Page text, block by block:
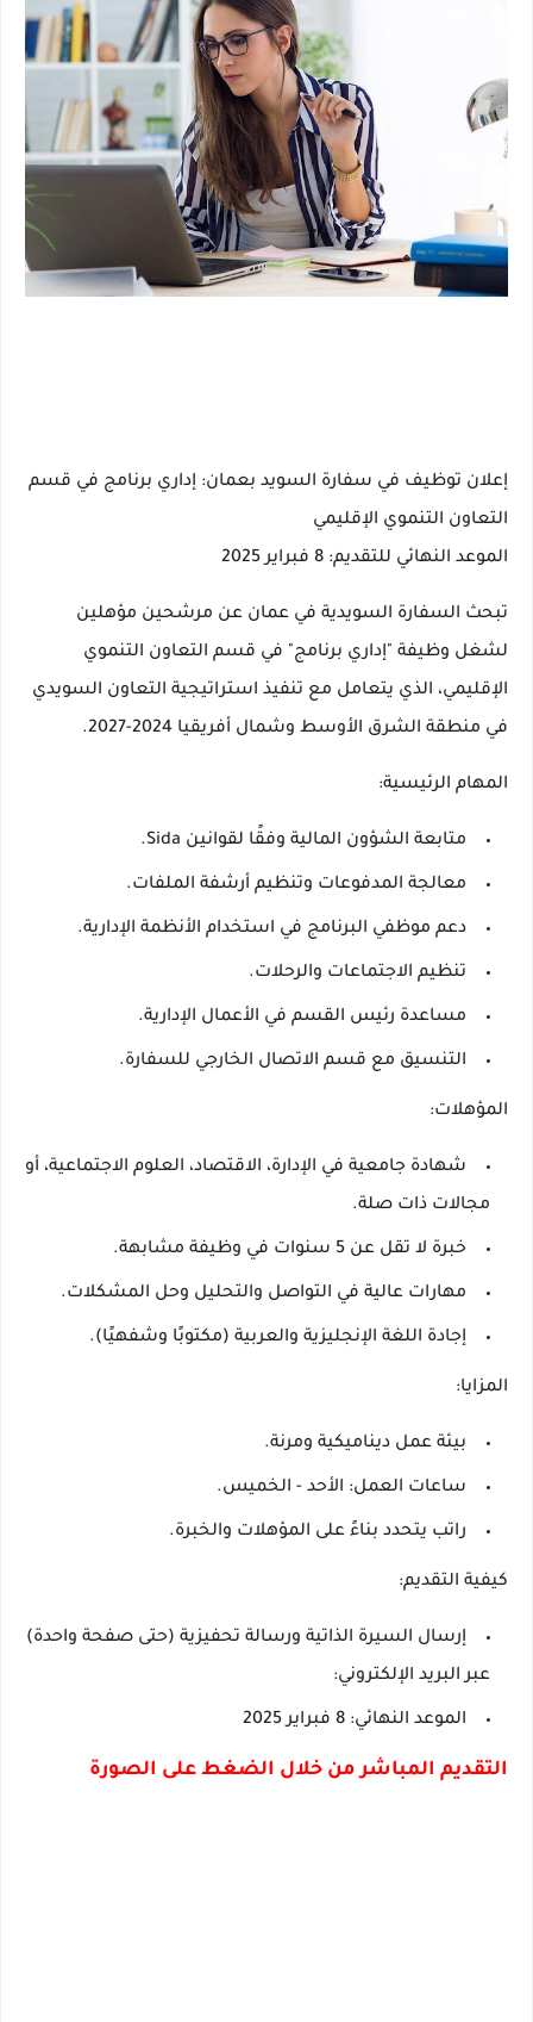
إعلان توظيف في سفارة السويد بعمان: إداري برنامج في قسم
التعاون التنموي الإقليمي
الموعد النهائي للتقديم: 8 فبراير 2025
تبحث السفارة السويدية في عمان عن مرشحين مؤهلين
لشغل وظيفة "إداري برنامج" في قسم التعاون التنموي
الإقليمي، الذي يتعامل مع تنفيذ استراتيجية التعاون السويدي
في منطقة الشرق الأوسط وشمال أفريقيا 2024-2027.
المهام الرئيسية:
متابعة الشؤون المالية وفقًا لقوانين Sida.
معالجة المدفوعات وتنظيم أرشفة الملفات.
دعم موظفي البرنامج في استخدام الأنظمة الإدارية.
تنظيم الاجتماعات والرحلات.
مساعدة رئيس القسم في الأعمال الإدارية.
التنسيق مع قسم الاتصال الخارجي للسفارة.
المؤهلات:
شهادة جامعية في الإدارة، الاقتصاد، العلوم الاجتماعية، أو
مجالات ذات صلة.
خبرة لا تقل عن 5 سنوات في وظيفة مشابهة.
مهارات عالية في التواصل والتحليل وحل المشكلات.
إجادة اللغة الإنجليزية والعربية (مكتوبًا وشفهيًا).
المزايا:
بيئة عمل ديناميكية ومرنة.
ساعات العمل: الأحد - الخميس.
راتب يتحدد بناءً على المؤهلات والخبرة.
كيفية التقديم:
إرسال السيرة الذاتية ورسالة تحفيزية (حتى صفحة واحدة)
عبر البريد الإلكتروني:
الموعد النهائي: 8 فبراير 2025
التقديم المباشر من خلال الضغط على الصورة